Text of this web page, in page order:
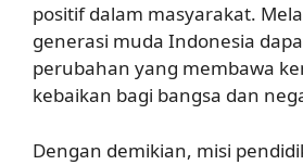
positif dalam masyarakat.
generasi muda Indonesia
perubahan yang membawa
kebaikan bagi bangsa dan
Dengan demikian, misi